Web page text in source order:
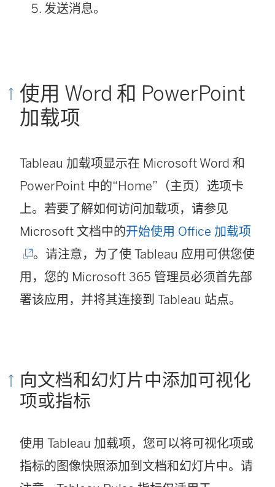
发送消息。
使用 Word 和 PowerPoint
加载项
Tableau 加载项显示在 Microsoft Word 和
PowerPoint 中的“Home”（主页）选项卡
上。若要了解如何访问加载项，请参见
Microsoft 文档中的开始使用 Office 加载项(
链
接
开
)
。请注意，为了使 Tableau 应用可供您使
用，您的 Microsoft 365 管理员必须首先部
署该应用，并将其连接到 Tableau 站点。
向文档和幻灯片中添加可视化
项或指标
使用 Tableau 加载项，您可以将可视化项或
指标的图像快照添加到文档和幻灯片中。请